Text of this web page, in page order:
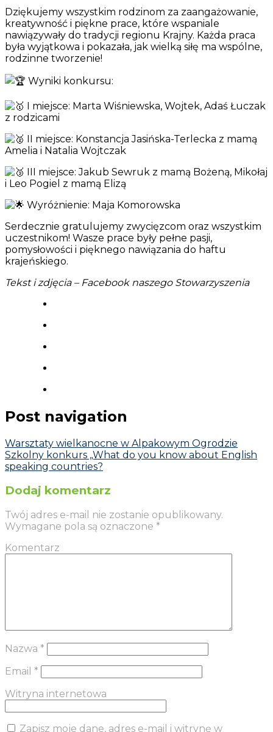
Dziękujemy wszystkim rodzinom za zaangażowanie,
kreatywność i piękne prace, które wspaniale
nawiązywały do tradycji regionu Krajny. Każda praca
była wyjątkowa i pokazała, jak wielką siłę ma wspólne,
rodzinne tworzenie!
Wyniki konkursu:
I miejsce: Marta Wiśniewska, Wojtek, Adaś Łuczak
z rodzicami
II miejsce: Konstancja Jasińska-Terlecka z mamą
Amelia i Natalia Wojtczak
III miejsce: Jakub Sewruk z mamą Bożeną, Mikołaj
i Leo Pogiel z mamą Elizą
Wyróżnienie: Maja Komorowska
Serdecznie gratulujemy zwycięzcom oraz wszystkim
uczestnikom! Wasze prace były pełne pasji,
pomysłowości i pięknego nawiązania do haftu
krajeńskiego.
Tekst i zdjęcia – Facebook naszego Stowarzyszenia
Post navigation
Warsztaty wielkanocne w Alpakowym Ogrodzie
Szkolny konkurs „What do you know about English
speaking countries?
Dodaj komentarz
Twój adres e-mail nie zostanie opublikowany.
Wymagane pola są oznaczone *
Komentarz
Nazwa *
Email *
Witryna internetowa
Zapisz moje dane, adres e-mail i witrynę w